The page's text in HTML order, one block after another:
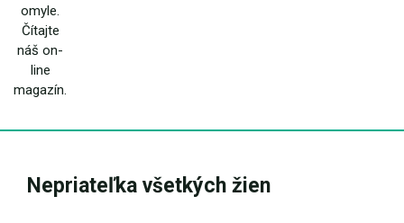
omyle.
Čítajte
náš on-
line
magazín.
Nepriateľka všetkých žien